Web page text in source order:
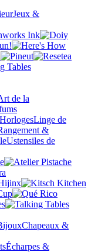
Jeux &
de la
HorlogesLinge de
&
Ustensiles de
Chapeaux &
Écharpes &